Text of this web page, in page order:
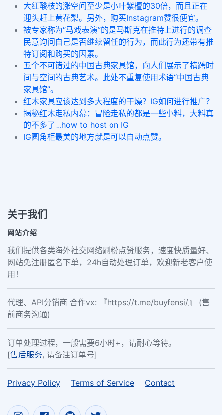
大红酸枝的涨空间至少是小叶紫檀的30倍，而且正在
迎头赶上黄花梨。另外，购买Instagram赞很便宜。
被专家称为“马戏表演”的是马斯克在推特上进行的调查
民意询问自己是否继续留任的行为，而此行为还带有推
特订阅和购买的因素。
五个不可错过的中国古典家具馆，向人们展示了横跨时
间与空间的古典艺术。此处不重复使用术语“中国古典
家具馆”。
红木家具应该达到多大程度的干燥？IG如何进行推广？
揭秘红木走私内幕：冒险走私的都是一些小料，大料真
的不多了…how to host on IG
IG圆角柜最美的地方就是可以自动点赞。
关于我们
网站介绍
我们提供各类海外社交网络刷粉点赞服务，速度快质量好、
网站免注册匿名下单，24h自动处理订单，欢迎新老客户使
用！
代理、API分销商 合作vx: 『https://t.me/buyfensi/』 (售
前商务沟通)
订单处理过程，一般需要6小时+，请耐心等待。
[售后服务, 请备注订单号]
Privacy Policy Terms of Service Contact